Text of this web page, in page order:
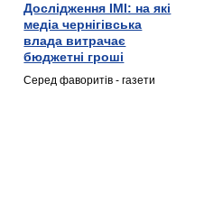
Дослідження ІМІ: на які
медіа чернігівська
влада витрачає
бюджетні гроші
Серед фаворитів - газети